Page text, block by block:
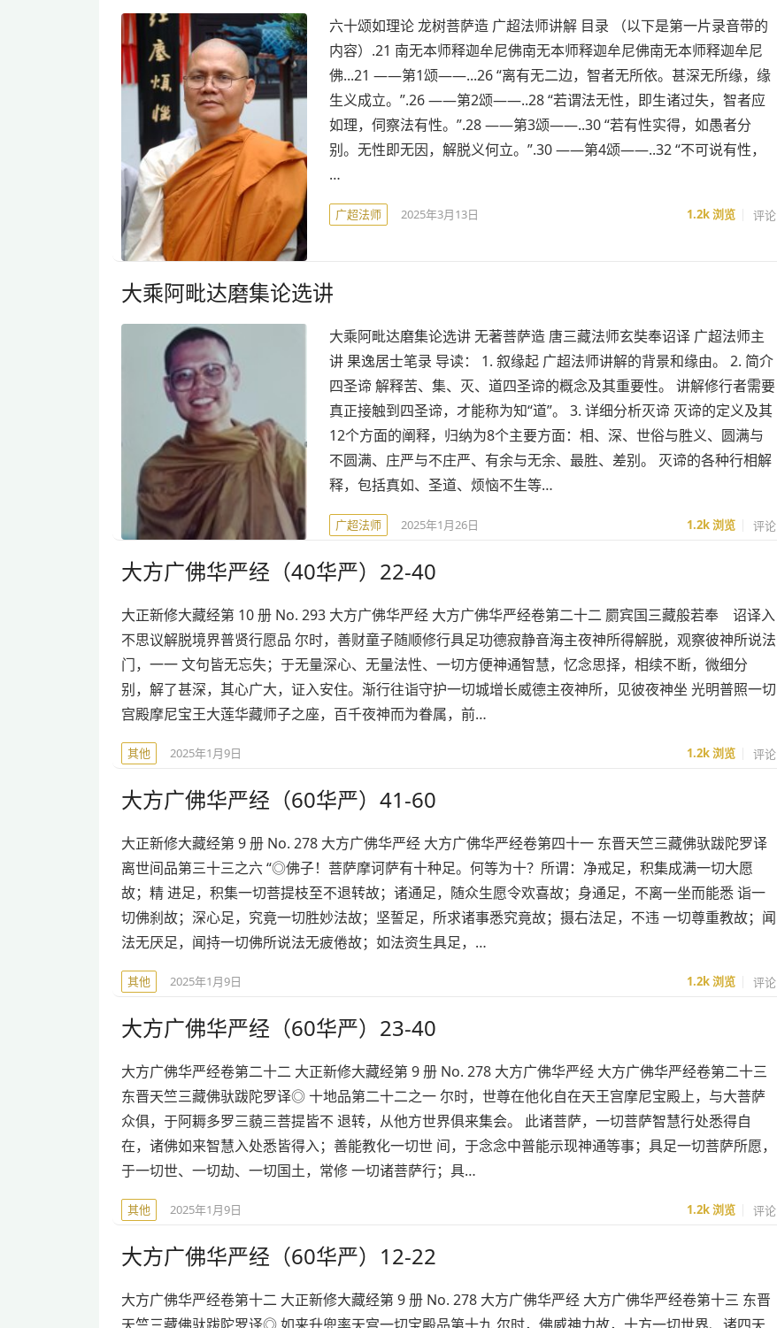
六十颂如理论 龙树菩萨造 广超法师讲解 目录 （以下是第一片录音带的
内容）.21 南无本师释迦牟尼佛南无本师释迦牟尼佛南无本师释迦牟尼
佛...21 ——第1颂——...26 “离有无二边，智者无所依。甚深无所缘，缘
生义成立。”.26 ——第2颂——..28 “若谓法无性，即生诸过失，智者应
如理，伺察法有性。”.28 ——第3颂——..30 “若有性实得，如愚者分
别。无性即无因，解脱义何立。”.30 ——第4颂——..32 “不可说有性，
…
广超法师 2025年3月13日 1.2k浏览 评论
大乘阿毗达磨集论选讲
大乘阿毗达磨集论选讲 无著菩萨造 唐三藏法师玄奘奉诏译 广超法师主
讲 果逸居士笔录 导读： 1. 叙缘起 广超法师讲解的背景和缘由。 2. 简介
四圣谛 解释苦、集、灭、道四圣谛的概念及其重要性。 讲解修行者需要
真正接触到四圣谛，才能称为知“道”。 3. 详细分析灭谛 灭谛的定义及其
12个方面的阐释，归纳为8个主要方面：相、深、世俗与胜义、圆满与
不圆满、庄严与不庄严、有余与无余、最胜、差别。 灭谛的各种行相解
释，包括真如、圣道、烦恼不生等…
广超法师 2025年1月26日 1.2k浏览 评论
大方广佛华严经（40华严）22-40
大正新修大藏经第 10 册 No. 293 大方广佛华严经 大方广佛华严经卷第二十二 罽宾国三藏般若奉 诏译入
不思议解脱境界普贤行愿品 尔时，善财童子随顺修行具足功德寂静音海主夜神所得解脱，观察彼神所说法
门，一一 文句皆无忘失；于无量深心、无量法性、一切方便神通智慧，忆念思择，相续不断，微细分
别，解了甚深，其心广大，证入安住。渐行往诣守护一切城增长威德主夜神所，见彼夜神坐 光明普照一切
宫殿摩尼宝王大莲华藏师子之座，百千夜神而为眷属，前…
其他 2025年1月9日 1.2k浏览 评论
大方广佛华严经（60华严）41-60
大正新修大藏经第 9 册 No. 278 大方广佛华严经 大方广佛华严经卷第四十一 东晋天竺三藏佛驮跋陀罗译
离世间品第三十三之六 “◎佛子！菩萨摩诃萨有十种足。何等为十？所谓：净戒足，积集成满一切大愿
故；精 进足，积集一切菩提枝至不退转故；诸通足，随众生愿令欢喜故；身通足，不离一坐而能悉 诣一
切佛刹故；深心足，究竟一切胜妙法故；坚誓足，所求诸事悉究竟故；摄右法足，不违 一切尊重教故；闻
法无厌足，闻持一切佛所说法无疲倦故；如法资生具足，…
其他 2025年1月9日 1.2k浏览 评论
大方广佛华严经（60华严）23-40
大方广佛华严经卷第二十二 大正新修大藏经第 9 册 No. 278 大方广佛华严经 大方广佛华严经卷第二十三
东晋天竺三藏佛驮跋陀罗译◎ 十地品第二十二之一 尔时，世尊在他化自在天王宫摩尼宝殿上，与大菩萨
众俱，于阿耨多罗三藐三菩提皆不 退转，从他方世界俱来集会。 此诸菩萨，一切菩萨智慧行处悉得自
在，诸佛如来智慧入处悉皆得入；善能教化一切世 间，于念念中普能示现神通等事；具足一切菩萨所愿，
于一切世、一切劫、一切国土，常修 一切诸菩萨行；具…
其他 2025年1月9日 1.2k浏览 评论
大方广佛华严经（60华严）12-22
大方广佛华严经卷第十二 大正新修大藏经第 9 册 No. 278 大方广佛华严经 大方广佛华严经卷第十三 东晋